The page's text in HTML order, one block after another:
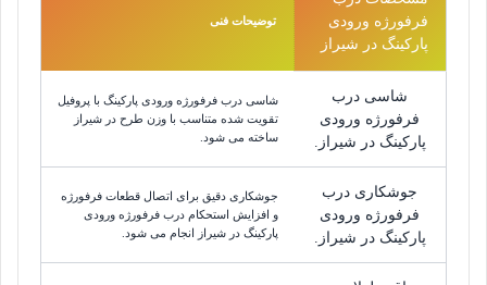
فرفورژه ورودی
پارکینگ در شیراز
توضیحات فنی
شاسی درب
فرفورژه ورودی
پارکینگ در شیراز.
شاسی درب فرفورژه ورودی پارکینگ با پروفیل
تقویت شده متناسب با وزن طرح در شیراز
ساخته می شود.
جوشکاری درب
فرفورژه ورودی
پارکینگ در شیراز.
جوشکاری دقیق برای اتصال قطعات فرفورژه
و افزایش استحکام درب فرفورژه ورودی
پارکینگ در شیراز انجام می شود.